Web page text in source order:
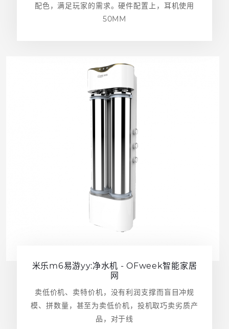
配色，满足玩家的需求。硬件配置上，耳机使用
50MM
米乐m6易游yy:净水机 - OFweek智能家居
网
卖低价机、卖特价机，没有利润支撑而盲目冲规
模、拼数量，甚至为卖低价机，投机取巧卖劣质产
品，对于线